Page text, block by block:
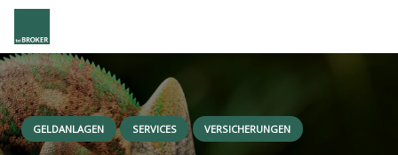
GELDANLAGEN SERVICES VERSICHERUNGEN